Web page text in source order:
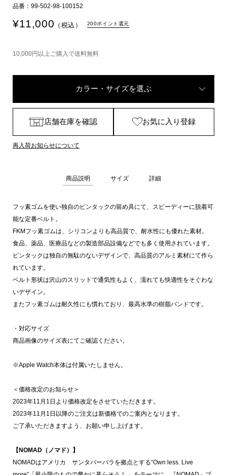
品番：99-502-98-100152
¥11,000 （税込） 200ポイント還元
10,000円以上ご購入で送料無料
カラー・サイズを選ぶ
店舗在庫を確認 お気に入り登録
再入荷お知らせについて
商品説明 サイズ 詳細
フッ素ゴムを使い独自のピンタックの留め具にて、スピーディーに脱着可
能な定番ベルト。
FKMフッ素ゴムは、シリコンよりも高品質で、耐水性にも優れた素材。
食品、薬品、医療品などの製造部品設備などでも多く使用されています。
ピンタックは独自の無駄のないデザインで、高品質のアルミ素材にて作ら
れています。
ベルト形状は沢山のスリットで通気性もよく、濡れても快適性をそぐわな
いデザイン。
またフッ素ゴムは耐久性にも慣れており、最高水準の樹脂バンドです。
・対応サイズ
商品画像のサイズ表にてご確認ください。
※Apple Watch本体は付属いたしません。
＜価格改定のお知らせ＞
2023年11月1日より価格改定をさせていただきます。
2023年11月1日以降のご注文は新価格でのご案内となります。
ご了承いただきますよう、お願い申し上げます。
【NOMAD（ノマド）】
NOMADはアメリカ サンタバーバラを拠点とする“Own less. Live